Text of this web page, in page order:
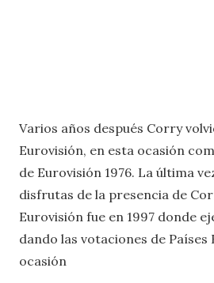
Varios años después Corry
Eurovisión, en esta ocasión
de Eurovisión 1976. La última
disfrutas de la presencia de
Eurovisión fue en 1997 donde
dando las votaciones de Países
ocasión